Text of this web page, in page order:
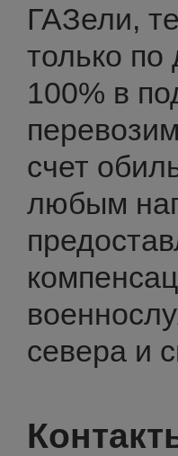
ГАЗели,
только по
100% в
счет
любым
севера и